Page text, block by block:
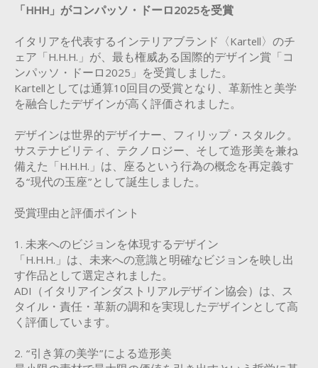
「HHH」がコンパッソ・ドーロ2025を受賞
イタリアを代表するインテリアブランド〈Kartell〉のチ
ェア「H.H.H.」が、最も権威ある国際的デザイン賞「コ
ンパッソ・ドーロ2025」を受賞しました。
Kartellとしては通算10回目の受賞となり、革新性と美学
を融合したデザインが高く評価されました。
デザインは世界的デザイナー、フィリップ・スタルク。
サステナビリティ、テクノロジー、そして造形美を兼ね
備えた「H.H.H.」は、座るという行為の概念を再定義す
る“現代の玉座”として誕生しました。
受賞理由と評価ポイント
1. 未来へのビジョンを体現するデザイン
「H.H.H.」は、未来への意識と明確なビジョンを映し出
す作品として選定されました。
ADI（イタリアインダストリアルデザイン協会）は、ス
タイル・責任・革新の調和を実現したデザインとして高
く評価しています。
2. “引き算の美学”による造形美